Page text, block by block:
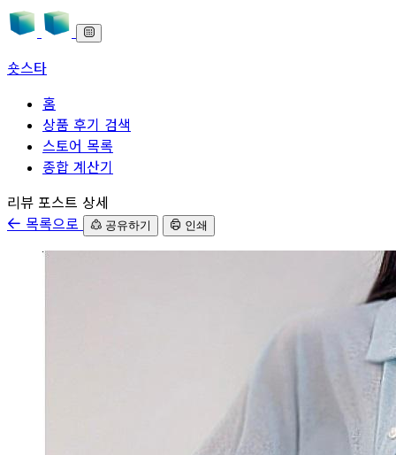
숏스타
홈
상품 후기 검색
스토어 목록
종합 계산기
본문으로 바로가기
리뷰 포스트 상세
목록으로
공유하기 인쇄